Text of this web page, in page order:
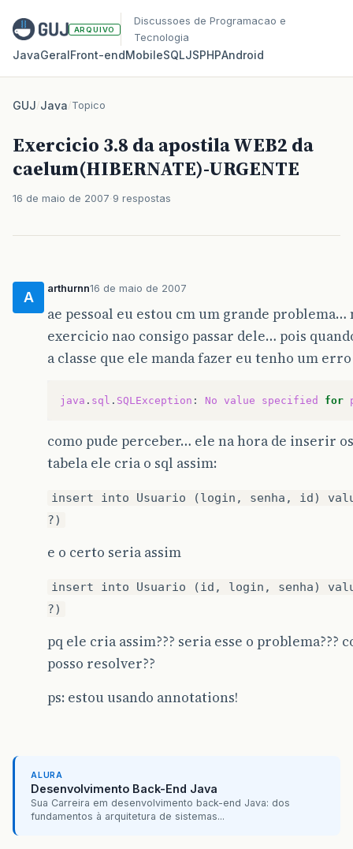
ARQUIVO
Discussoes de Programacao e
Tecnologia
JavaGeralFront‑endMobileSQLJSPHPAndroid
GUJ/Java/Topico
Exercicio 3.8 da apostila WEB2 da
caelum(HIBERNATE)-URGENTE
16 de maio de 2007 9 respostas
A
arthurnn16 de maio de 2007
ae pessoal eu estou cm um grande problema…
exercicio nao consigo passar dele… pois
a classe que ele manda fazer eu tenho um
java . sql . SQLException : No value specified for
como pude perceber… ele na hora de inserir
tabela ele cria o sql assim:
insert into Usuario (login, senha, id)
?)
e o certo seria assim
insert into Usuario (id, login, senha)
?)
pq ele cria assim??? seria esse o problema???
posso resolver??
ps: estou usando annotations!
ALURA
Desenvolvimento Back-End Java
Sua Carreira em desenvolvimento back-end Java: dos
fundamentos à arquitetura de sistemas...